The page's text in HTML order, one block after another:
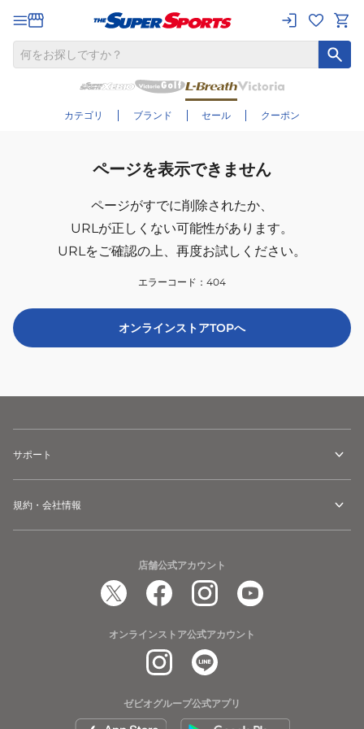
カテゴリ ブランド セール クーポン
ページを表示できません
ページがすでに削除されたか、
URLが正しくない可能性があります。
URLをご確認の上、再度お試しください。
エラーコード： 404
オンラインストアTOPへ
サポート
規約・会社情報
店舗公式アカウント
オンラインストア公式アカウント
ゼビオグループ公式アプリ